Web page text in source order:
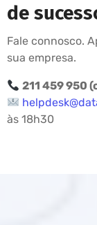
de
Fale connosco.
sua empresa.
211 459 950
às 18h30